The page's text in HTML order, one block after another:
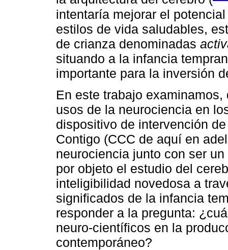
intentaría mejorar el
estilos de vida saludables,
de crianza denominadas
situando a la infancia
importante para la inversión
En este trabajo
usos de la neurociencia en
dispositivo de intervención
Contigo (CCC de aquí en
neurociencia junto con ser
por objeto el estudio del
inteligibilidad novedosa a
significados de la infancia
responder a la pregunta:
neuro-científicos en la
contemporáneo?